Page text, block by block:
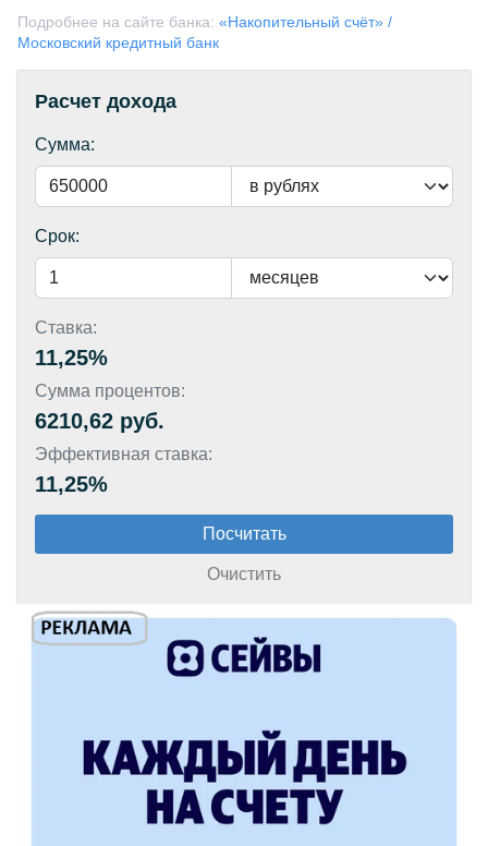
Подробнее на сайте банка: «Накопительный счёт» /
Московский кредитный банк
Расчет дохода
Сумма:
Срок:
Ставка:
11,25%
Сумма процентов:
6210,62 руб.
Эффективная ставка:
11,25%